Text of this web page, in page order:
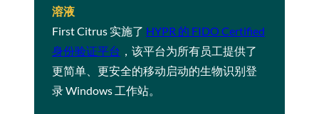
溶液
First Citrus 实施了 HYPR 的 FIDO Certified
身份验证平台 ，该平台为所有员工提供了
更简单、更安全的移动启动的生物识别登
录 Windows 工作站。